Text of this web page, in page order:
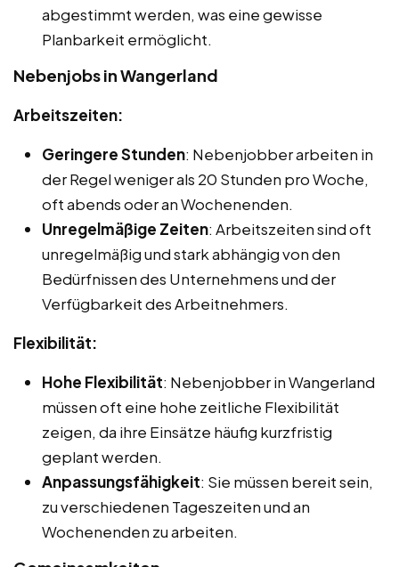
abgestimmt werden, was eine gewisse
Planbarkeit ermöglicht.
Nebenjobs in Wangerland
Arbeitszeiten:
Geringere Stunden: Nebenjobber arbeiten in
der Regel weniger als 20 Stunden pro Woche,
oft abends oder an Wochenenden.
Unregelmäßige Zeiten: Arbeitszeiten sind oft
unregelmäßig und stark abhängig von den
Bedürfnissen des Unternehmens und der
Verfügbarkeit des Arbeitnehmers.
Flexibilität:
Hohe Flexibilität: Nebenjobber in Wangerland
müssen oft eine hohe zeitliche Flexibilität
zeigen, da ihre Einsätze häufig kurzfristig
geplant werden.
Anpassungsfähigkeit: Sie müssen bereit sein,
zu verschiedenen Tageszeiten und an
Wochenenden zu arbeiten.